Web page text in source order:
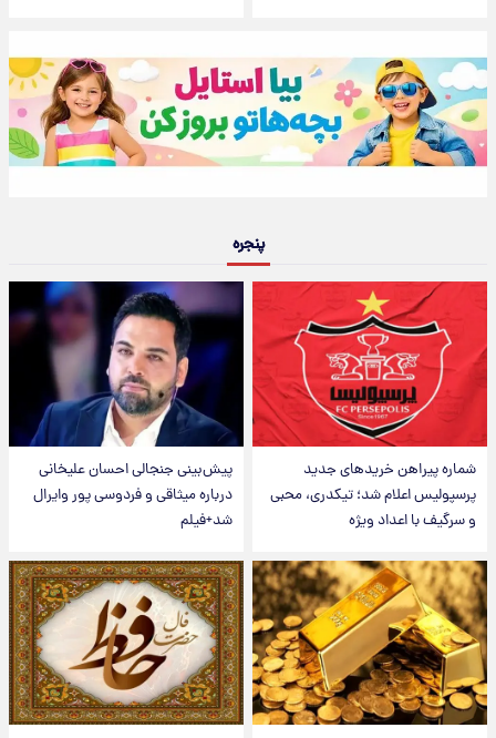
پنجره
شماره پیراهن خریدهای جدید
پرسپولیس اعلام شد؛ تیکدری، محبی
و سرگیف با اعداد ویژه
پیش‌بینی جنجالی احسان علیخانی
درباره میثاقی و فردوسی پور وایرال
شد+فیلم